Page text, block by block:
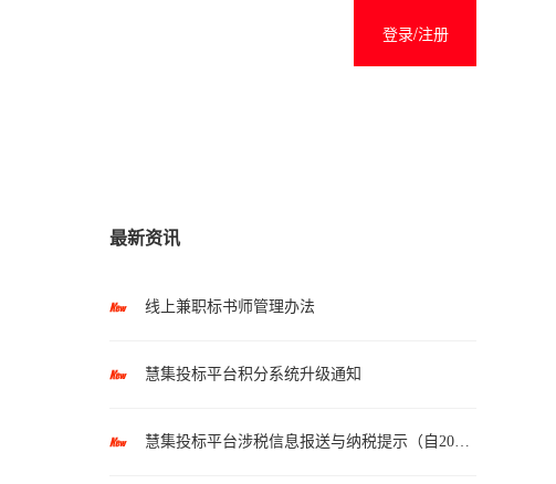
登录/注册
最新资讯
线上兼职标书师管理办法
慧集投标平台积分系统升级通知
慧集投标平台涉税信息报送与纳税提示（自2025年10月1日起执行）